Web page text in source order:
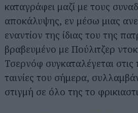
καταγράφει μαζί με τους
αποκάλυψης, εν μέσω μιας
εναντίον της ίδιας του της
βραβευμένο με Πούλιτζερ
Τσερνόφ συγκαταλέγεται στις
ταινίες του σήμερα,
στιγμή σε όλο της το